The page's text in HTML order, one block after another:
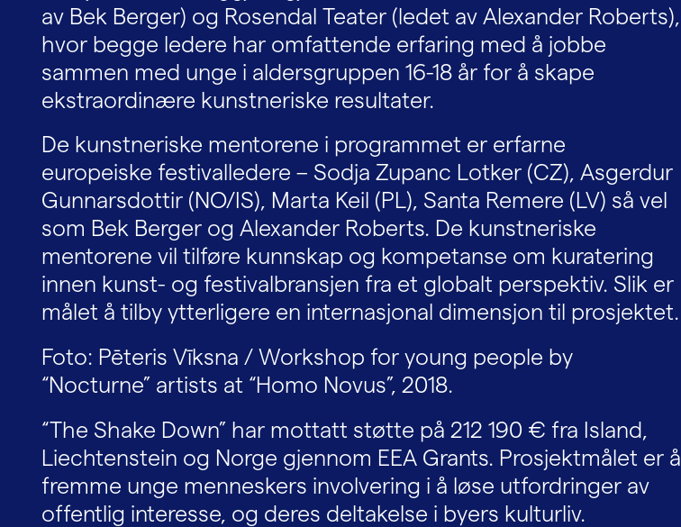
av Bek Berger) og Rosendal Teater (ledet av Alexander Roberts),
hvor begge ledere har omfattende erfaring med å jobbe
sammen med unge i aldersgruppen 16-18 år for å skape
ekstraordinære kunstneriske resultater.
De kunstneriske mentorene i programmet er erfarne
europeiske festivalledere – Sodja Zupanc Lotker (CZ), Asgerdur
Gunnarsdottir (NO/IS), Marta Keil (PL), Santa Remere (LV) så vel
som Bek Berger og Alexander Roberts. De kunstneriske
mentorene vil tilføre kunnskap og kompetanse om kuratering
innen kunst- og festivalbransjen fra et globalt perspektiv. Slik er
målet å tilby ytterligere en internasjonal dimensjon til prosjektet.
Foto: Pēteris Vīksna / Workshop for young people by
“Nocturne” artists at “Homo Novus”, 2018.
“The Shake Down” har mottatt støtte på 212 190 € fra Island,
Liechtenstein og Norge gjennom EEA Grants. Prosjektmålet er å
fremme unge menneskers involvering i å løse utfordringer av
offentlig interesse, og deres deltakelse i byers kulturliv.